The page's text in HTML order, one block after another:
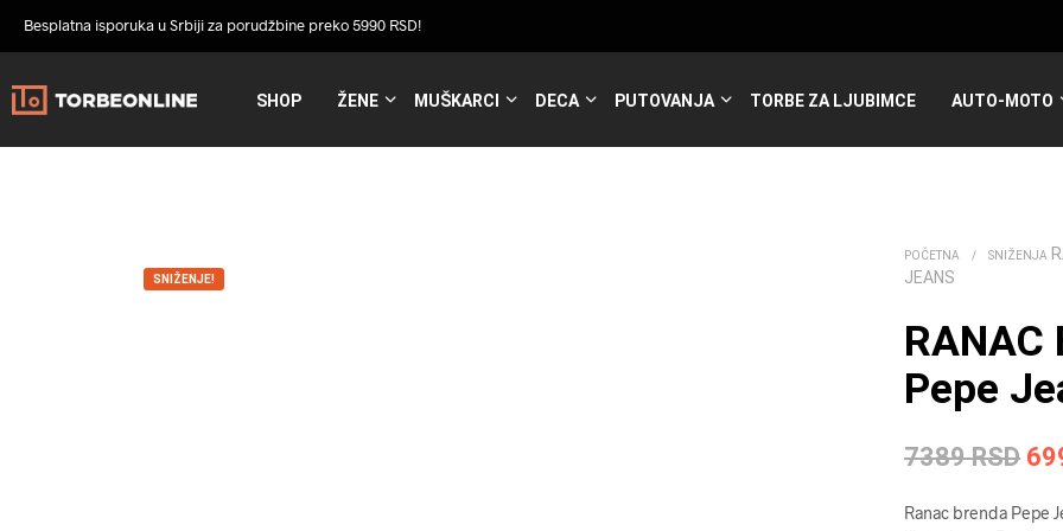
Besplatna isporuka u Srbiji za porudžbine preko 5990 RSD!
SHOP ŽENE MUŠKARCI DECA PUTOVANJA TORBE ZA LJUBIMCE AUTO-MOTO
SNIŽENJE!
POČETNA / SNIŽENJA
JEANS
RANAC
Pepe
7389RSD
Ranac brenda Pepe